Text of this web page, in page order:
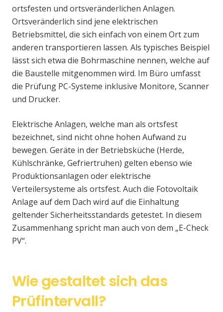
ortsfesten und ortsveränderlichen Anlagen.
Ortsveränderlich sind jene elektrischen
Betriebsmittel, die sich einfach von einem Ort zum
anderen transportieren lassen. Als typisches Beispiel
lässt sich etwa die Bohrmaschine nennen, welche auf
die Baustelle mitgenommen wird. Im Büro umfasst
die Prüfung PC-Systeme inklusive Monitore, Scanner
und Drucker.
Elektrische Anlagen, welche man als ortsfest
bezeichnet, sind nicht ohne hohen Aufwand zu
bewegen. Geräte in der Betriebsküche (Herde,
Kühlschränke, Gefriertruhen) gelten ebenso wie
Produktionsanlagen oder elektrische
Verteilersysteme als ortsfest. Auch die Fotovoltaik
Anlage auf dem Dach wird auf die Einhaltung
geltender Sicherheitsstandards getestet. In diesem
Zusammenhang spricht man auch von dem „E-Check
PV“.
Wie gestaltet sich das
Prüfintervall?